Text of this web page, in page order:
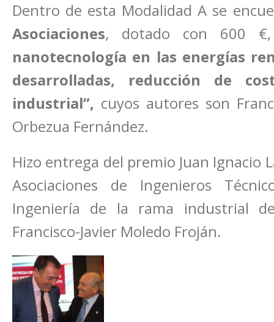
Dentro de esta Modalidad A se
Asociaciones, dotado con 600
nanotecnología en las energías
desarrolladas, reducción de
industrial”, cuyos autores son
Orbezua Fernández.
Hizo entrega del premio Juan Ignacio
Asociaciones de Ingenieros
Ingeniería de la rama industrial
Francisco-Javier Moledo Froján.